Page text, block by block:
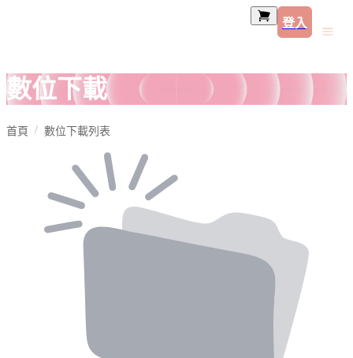
登入
數位下載
首頁 數位下載列表